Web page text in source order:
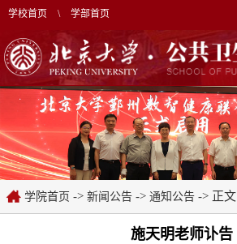
学校首页 \ 学部首页
学院首页 -> 新闻公告 -> 通知公告 -> 正文
施天明老师讣告